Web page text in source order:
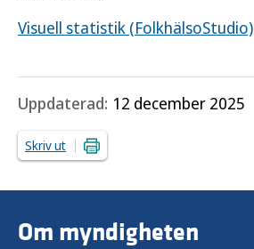
Visuell statistik (FolkhälsoStudio)
Uppdaterad: 12 december 2025
Skriv ut
Om myndigheten